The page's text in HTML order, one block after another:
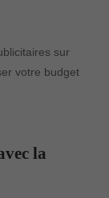
sur
votre budget
la